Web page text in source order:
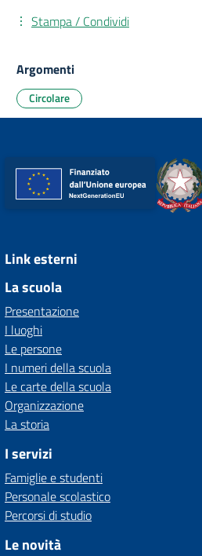
Stampa / Condividi
Argomenti
Circolare
Link esterni
La scuola
Presentazione
I luoghi
Le persone
I numeri della scuola
Le carte della scuola
Organizzazione
La storia
I servizi
Famiglie e studenti
Personale scolastico
Percorsi di studio
Le novità